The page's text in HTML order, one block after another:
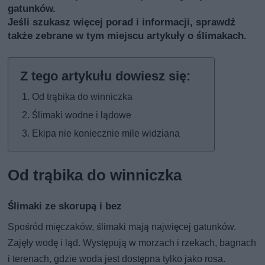
gatunków.
Jeśli szukasz więcej porad i informacji, sprawdź
także zebrane w tym miejscu artykuły o ślimakach.
Od trąbika do winniczka
Ślimaki wodne i lądowe
Ekipa nie koniecznie mile widziana
Od trąbika do winniczka
Ślimaki ze skorupą i bez
Spośród mięczaków, ślimaki mają najwięcej gatunków.
Zajęły wodę i ląd. Występują w morzach i rzekach, bagnach
i terenach, gdzie woda jest dostępna tylko jako rosa.